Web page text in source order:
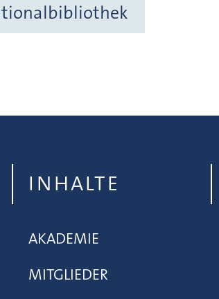
INHALTE
AKADEMIE
MITGLIEDER